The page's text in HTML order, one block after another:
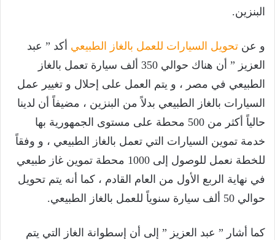
البنزين.
و عن تحويل السيارات للعمل بالغاز الطبيعي أكد ” عبد
العزيز ” أن هناك حوالي 350 ألف سيارة تعمل بالغاز
الطبيعي في مصر ، و يتم العمل على إحلال و تغيير عمل
السيارات بالغاز الطبيعي بدلاً من البنزين ، مضيفاً أن لدينا
حالياً أكثر من 500 محطة على مستوى الجمهورية بها
خدمة تموين السيارات التي تعمل بالغاز الطبيعي ، و وفقاً
للخطة نعمل للوصول إلى 1000 محطة تموين غاز طبيعي
في نهاية الربع الأول من العام القادم ، كما أنه يتم تحويل
حوالي 50 ألف سيارة سنوياً للعمل بالغاز الطبيعي.
كما أشار ” عبد العزيز ” إلى أن إسطوانة الغاز التي يتم